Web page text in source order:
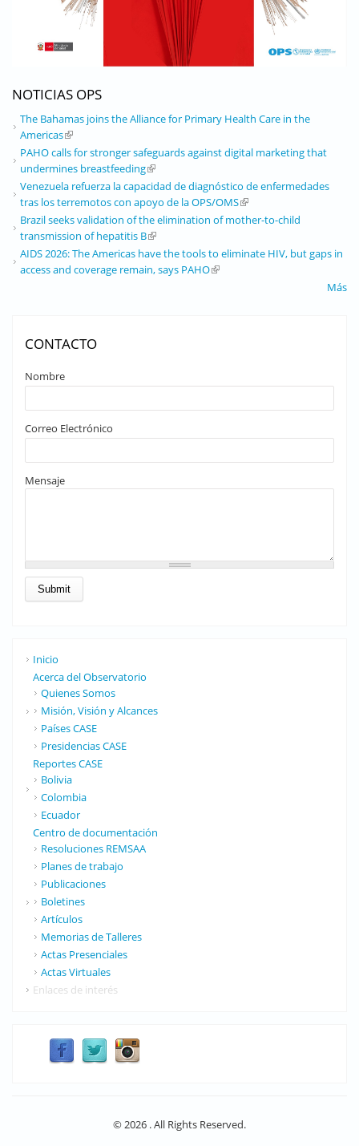
NOTICIAS OPS
The Bahamas joins the Alliance for Primary Health Care in the
Americas(link is external)
PAHO calls for stronger safeguards against digital marketing that
undermines breastfeeding(link is external)
Venezuela refuerza la capacidad de diagnóstico de enfermedades
tras los terremotos con apoyo de la OPS/OMS(link is external)
Brazil seeks validation of the elimination of mother-to-child
transmission of hepatitis B(link is external)
AIDS 2026: The Americas have the tools to eliminate HIV, but gaps in
access and coverage remain, says PAHO(link is external)
Más
CONTACTO
Nombre
Correo Electrónico
Mensaje
Inicio
Acerca del Observatorio
Quienes Somos
Misión, Visión y Alcances
Países CASE
Presidencias CASE
Reportes CASE
Bolivia
Colombia
Ecuador
Centro de documentación
Resoluciones REMSAA
Planes de trabajo
Publicaciones
Boletines
Artículos
Memorias de Talleres
Actas Presenciales
Actas Virtuales
Enlaces de interés
© 2026 . All Rights Reserved.